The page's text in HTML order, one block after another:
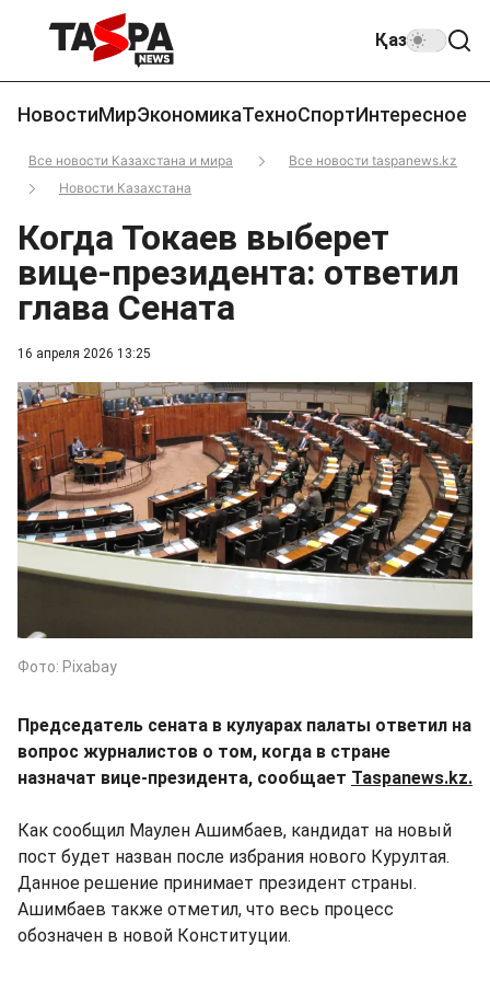
Қаз
НовостиМирЭкономикаТехноСпортИнтересное
Все новости Казахстана и мира
Все новости taspanews.kz
Новости Казахстана
16 апреля 2026 13:25
Когда Токаев выберет
вице-президента: ответил
глава Сената
Фото: Pixabay
Председатель сената в кулуарах палаты ответил на
вопрос журналистов о том, когда в стране
назначат вице-президента, сообщает Taspanews.kz.
Как сообщил Маулен Ашимбаев, кандидат на новый
пост будет назван после избрания нового Курултая.
Данное решение принимает президент страны.
Ашимбаев также отметил, что весь процесс
обозначен в новой Конституции.